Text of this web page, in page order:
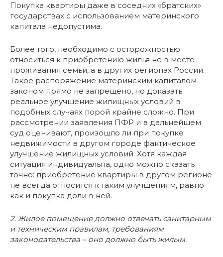
Покупка квартиры даже в соседних «братских»
государствах с использованием материнского
капитала недопустима.
Более того, необходимо с осторожностью
относиться к приобретению жилья не в месте
проживания семьи, а в других регионах России.
Такое распоряжение материнским капиталом
законом прямо не запрещено, но доказать
реальное улучшение жилищных условий в
подобных случаях порой крайне сложно. При
рассмотрении заявления ПФР и в дальнейшем
суд оценивают, произошло ли при покупке
недвижимости в другом городе фактическое
улучшение жилищных условий. Хотя каждая
ситуация индивидуальна, одно можно сказать
точно: приобретение квартиры в другом регионе
не всегда относится к таким улучшениям, равно
как и покупка доли в ней.
2. Жилое помещение должно отвечать санитарным
и техническим правилам, требованиям
законодательства – оно должно быть жилым.